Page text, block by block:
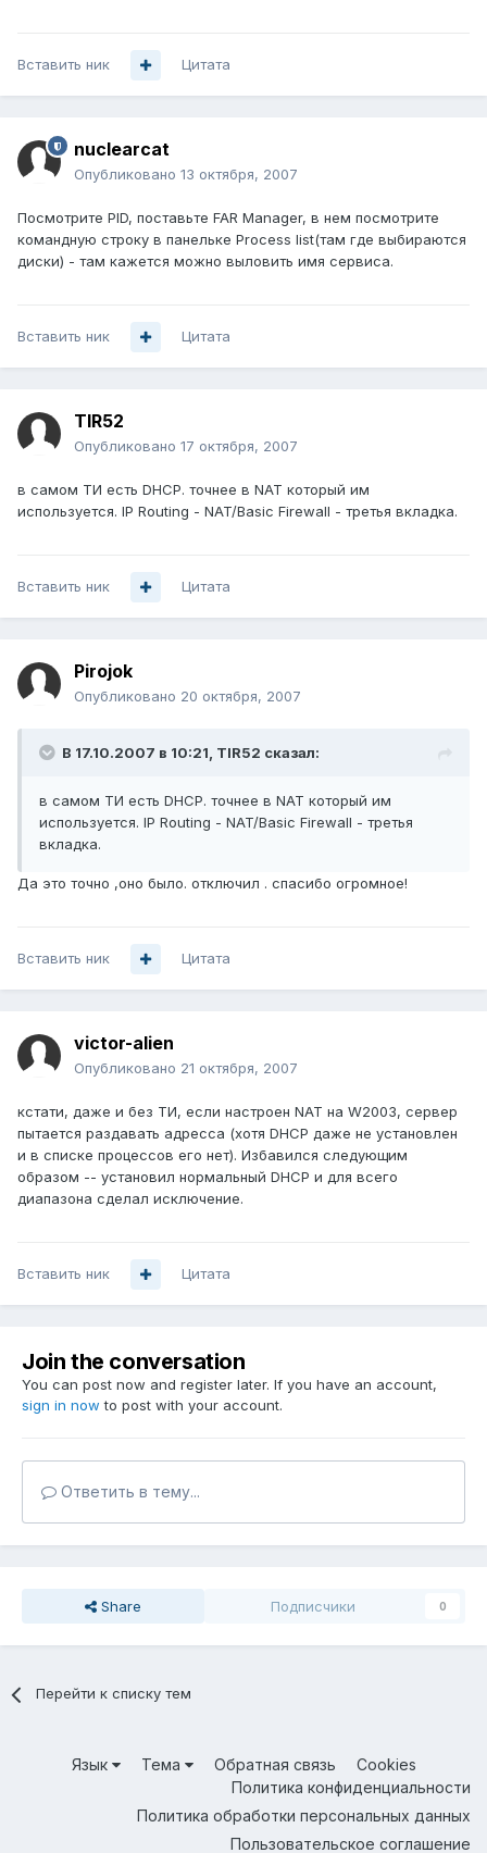
Вставить ник Цитата
nuclearcat
Опубликовано 13 октября, 2007
Посмотрите PID, поставьте FAR Manager, в нем посмотрите
командную строку в панельке Process list(там где выбираются
диски) - там кажется можно выловить имя сервиса.
Вставить ник Цитата
TIR52
Опубликовано 17 октября, 2007
в самом ТИ есть DHCP. точнее в NAT который им
используется. IP Routing - NAT/Basic Firewall - третья вкладка.
Вставить ник Цитата
Pirojok
Опубликовано 20 октября, 2007
В 17.10.2007 в 10:21, TIR52 сказал:
в самом ТИ есть DHCP. точнее в NAT который им
используется. IP Routing - NAT/Basic Firewall - третья
вкладка.
Да это точно ,оно было. отключил . спасибо огромное!
Вставить ник Цитата
victor-alien
Опубликовано 21 октября, 2007
кстати, даже и без ТИ, если настроен NAT на W2003, сервер
пытается раздавать адресса (хотя DHCP даже не установлен
и в списке процессов его нет). Избавился следующим
образом -- установил нормальный DHCP и для всего
диапазона сделал исключение.
Вставить ник Цитата
Join the conversation
You can post now and register later. If you have an account,
sign in now to post with your account.
Ответить в тему...
Share Подписчики 0
Перейти к списку тем
Язык Тема Обратная связь
Cookies
Политика конфиденциальности
Политика обработки персональных данных
Пользовательское соглашение